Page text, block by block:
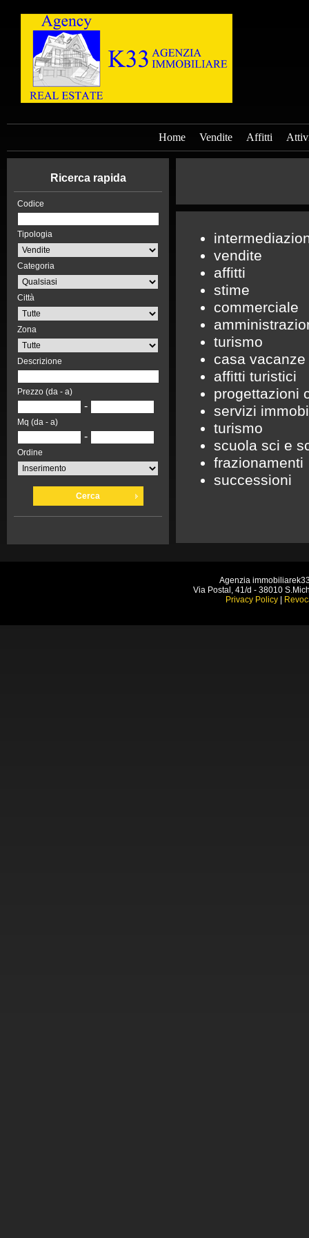
Home Vendite Affitti
Ricerca rapida
Codice
Tipologia
Categoria
Città
Zona
Descrizione
Prezzo (da - a)
-
Mq (da - a)
-
Ordine
Cerca
vendite
affitti
stime
commerciale
turismo
casa vacanze
affitti turistici
progettazioni
servizi
turismo
scuola sci e
frazionamenti
successioni
Agenzia
Via Postal, 41/d - 38010
Privacy Policy|